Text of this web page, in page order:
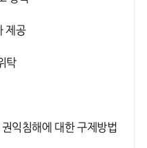
제공
탁
익침해에 대한 구제방법